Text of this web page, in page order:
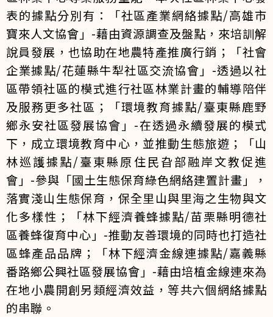
表的據點分別有：「社區產業網絡據點/高雄市
寶來人文協會」-藉由資源調查及盤點，來培訓解
說員發展，也協助在地農特產推廣行銷；「社會
企業據點/花蓮縣牛犁社區交流協會」-透過以社
區帶領社區的模式進行社區林業計畫的輔導陪伴
及服務更多社區；「環境教育據點/臺東縣鹿野
鄉永安社區發展協會」-在透過永續發展的模式
下，成立環境教育中心，並推動生態旅遊；「山
林巡護據點/臺東縣原住民旮部融岸文教促進
會」-參與「國土生態保育綠色網絡建置計畫」，
落實淺山生態保育，保全里山與里海之生物與文
化多樣性；「林下經濟養蜂據點/苗栗縣明德社
區養蜂復育中心」-推動友善環境的同時也打造社
區蜂產品品牌；「林下經濟金線連據點/嘉義縣
番路鄉公興社區發展協會」-藉由培植金線連來為
在地小農開創另類經濟效益，等共六個網絡據點
的串聯。